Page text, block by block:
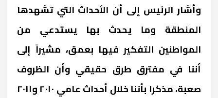
وأشار الرئيس إلى أن الأحداث التي تشهدها
المنطقة وما يحدث بها يستدعي من
المواطنين التفكير فيها بعمق، مشيراً إلى
أننا في مفترق طرق حقيقي وأن الظروف
صعبة، مذكرا بأننا خلال أحداث عامي ٢٠١٠ و٢٠١١